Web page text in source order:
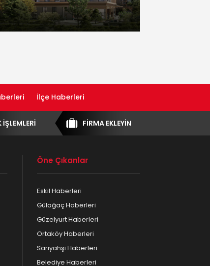
İlçe Haberleri
FİRMA EKLEYİN
İŞLEMLERİ
Öne Çıkanlar
Eskil Haberleri
Gülağaç Haberleri
Güzelyurt Haberleri
Ortaköy Haberleri
Sarıyahşi Haberleri
Belediye Haberleri